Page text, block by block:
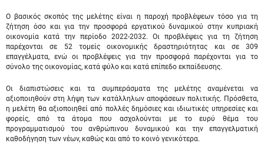
Ο βασικός σκοπός της μελέτης είναι η παροχή προβλέψεων τόσο για τη
ζήτηση όσο και για την προσφορά εργατικού δυναμικού στην κυπριακή
οικονομία κατά την περίοδο 2022-2032. Οι προβλέψεις για τη ζήτηση
παρέχονται σε 52 τομείς οικονομικής δραστηριότητας και σε 309
επαγγέλματα, ενώ οι προβλέψεις για την προσφορά παρέχονται για το
σύνολο της οικονομίας, κατά φύλο και κατά επίπεδο εκπαίδευσης.
Οι διαπιστώσεις και τα συμπεράσματα της μελέτης αναμένεται να
αξιοποιηθούν στη λήψη των κατάλληλων αποφάσεων πολιτικής. Πρόσθετα,
η μελέτη θα αξιοποιηθεί από πολλές δημόσιες και ιδιωτικές υπηρεσίες και
φορείς, από τα άτομα που ασχολούνται με το ευρύ θέμα του
προγραμματισμού του ανθρώπινου δυναμικού και την επαγγελματική
καθοδήγηση των νέων, καθώς και από το κοινό γενικότερα.